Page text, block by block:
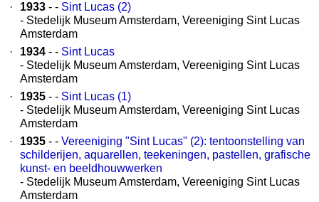
·
1933 - - Sint Lucas (2)
- Stedelijk Museum Amsterdam, Vereeniging Sint Lucas
Amsterdam
·
1934 - - Sint Lucas
- Stedelijk Museum Amsterdam, Vereeniging Sint Lucas
Amsterdam
·
1935 - - Sint Lucas (1)
- Stedelijk Museum Amsterdam, Vereeniging Sint Lucas
Amsterdam
·
1935 - - Vereeniging "Sint Lucas" (2): tentoonstelling van
schilderijen, aquarellen, teekeningen, pastellen, grafische
kunst- en beeldhouwwerken
- Stedelijk Museum Amsterdam, Vereeniging Sint Lucas
Amsterdam